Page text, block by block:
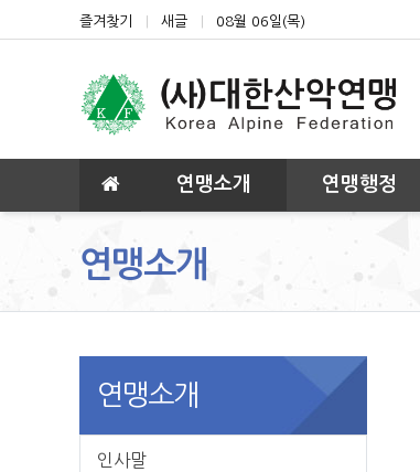
상단 네비
즐겨찾기 새글 08월 06일(목)
메인 메뉴 연맹소개 연맹행정
연맹소개
연맹소개
인사말